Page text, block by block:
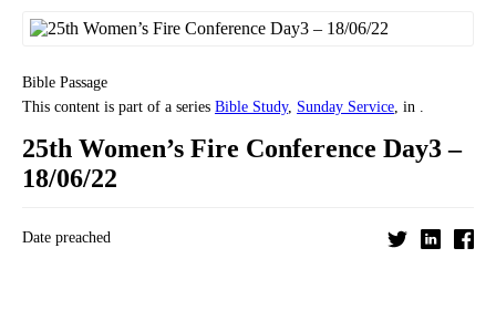
Bible Passage
This content is part of a series Bible Study, Sunday Service , in .
25th Women’s Fire Conference Day3 –
18/06/22
Date preached